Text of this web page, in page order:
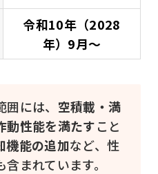
令和10年（2028
年）9月～
には、 空積載・満
動性能を満たすこと
機能の追加など、性
まれています。